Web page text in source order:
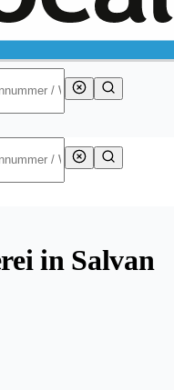
in Salvan